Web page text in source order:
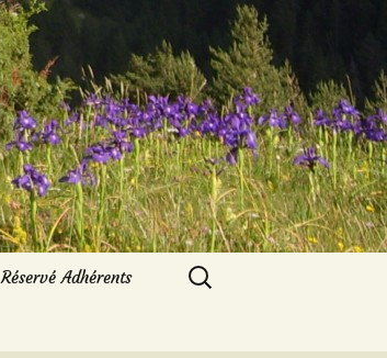
Réservé Adhérents
Rechercher :